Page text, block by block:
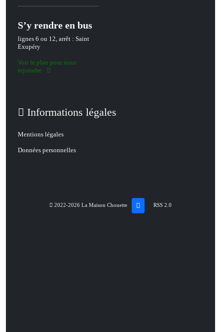
S’y rendre en bus
lignes 6 ou 12, arrêt : Saint
Exupéry
Voir le plan pour nous
rejoindre
Informations légales
Mentions légales
Données personnelles
2022-2026 La Maison Chouette RSS 2.0